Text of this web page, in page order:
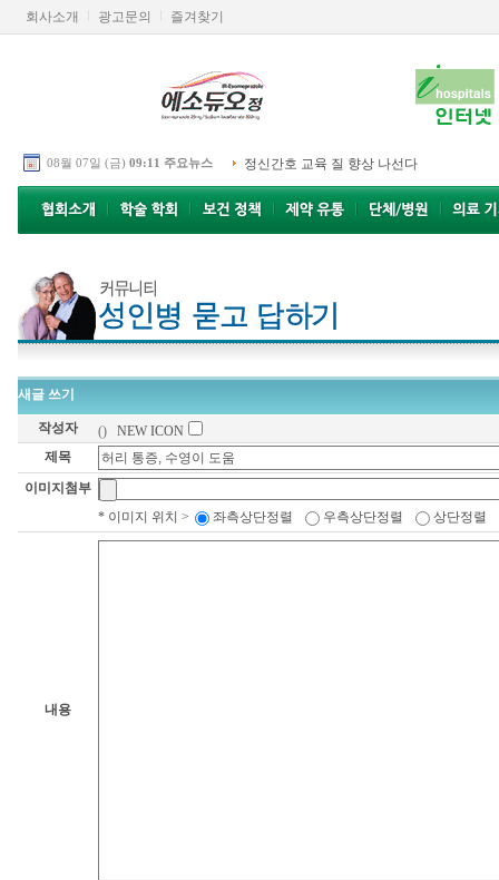
회사소개 광고문의 즐겨찾기
08월 07일 (금) 09:11 주요뉴스 정신간호 교육 질 향상 나선다
새글 쓰기
작성자 ()NEW ICON
제목
이미지첨부
* 이미지 위치 >
좌측상단정렬 우측상단정렬 상단정렬
내용